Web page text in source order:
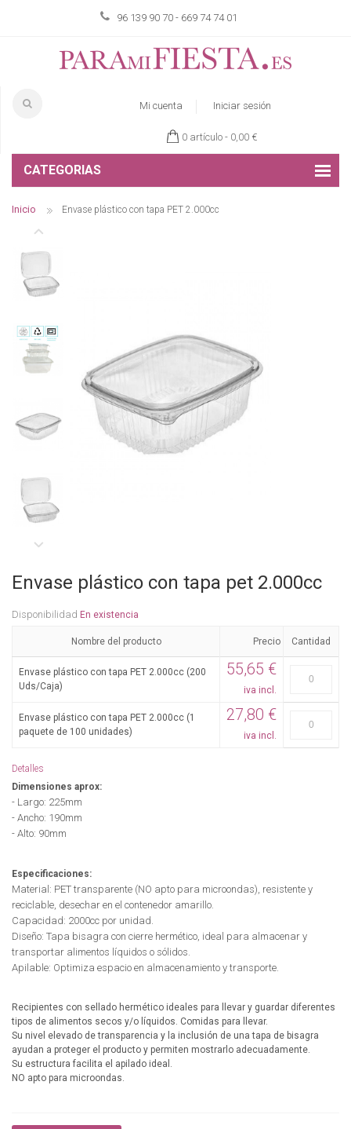
96 139 90 70 - 669 74 74 01
Mi cuenta Iniciar sesión
0 artículo - 0,00 €
CATEGORIAS
Inicio Envase plástico con tapa PET 2.000cc
Envase plástico con tapa pet 2.000cc
Disponibilidad En existencia
Nombre del producto Precio Cantidad
Envase plástico con tapa PET 2.000cc (200
Uds/Caja)
55,65 €
iva incl.
Envase plástico con tapa PET 2.000cc (1
paquete de 100 unidades)
27,80 €
iva incl.
Detalles
Dimensiones aprox:
- Largo: 225mm
- Ancho: 190mm
- Alto: 90mm
Especificaciones:
Material: PET transparente (NO apto para microondas), resistente y
reciclable, desechar en el contenedor amarillo.
Capacidad: 2000cc por unidad.
Diseño: Tapa bisagra con cierre hermético, ideal para almacenar y
transportar alimentos líquidos o sólidos.
Apilable: Optimiza espacio en almacenamiento y transporte.
Recipientes con sellado hermético ideales para llevar y guardar diferentes
tipos de alimentos secos y/o líquidos. Comidas para llevar.
Su nivel elevado de transparencia y la inclusión de una tapa de bisagra
ayudan a proteger el producto y permiten mostrarlo adecuadamente.
Su estructura facilita el apilado ideal.
NO apto para microondas.